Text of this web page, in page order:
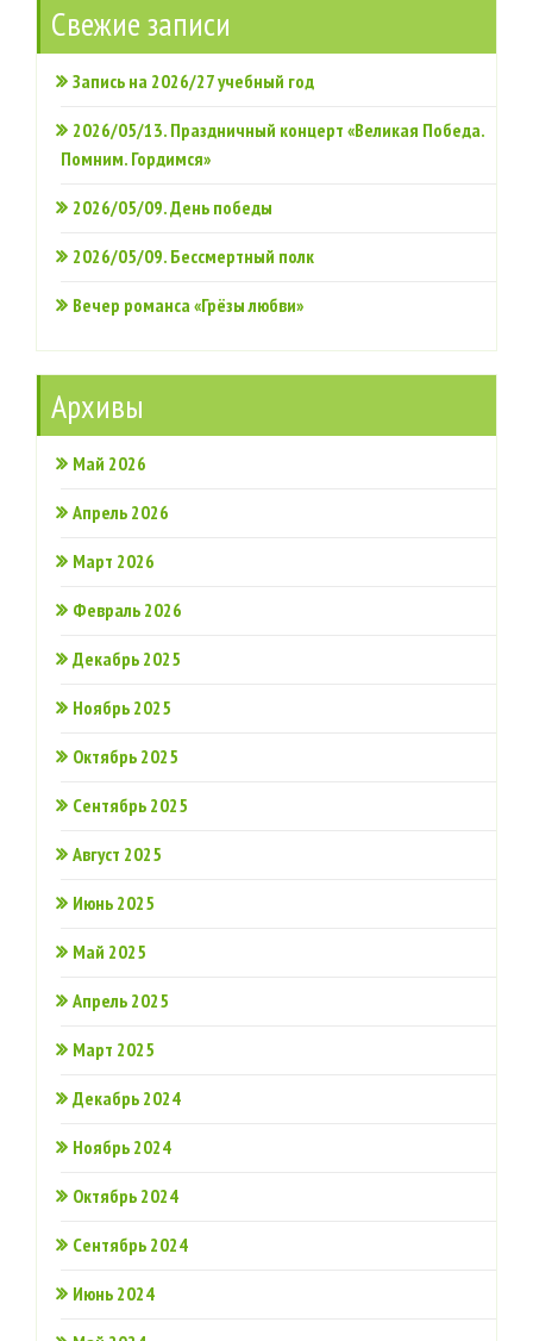
Свежие записи
Запись на 2026/27 учебный год
2026/05/13. Праздничный концерт «Великая Победа.
Помним. Гордимся»
2026/05/09. День победы
2026/05/09. Бессмертный полк
Вечер романса «Грёзы любви»
Архивы
Май 2026
Апрель 2026
Март 2026
Февраль 2026
Декабрь 2025
Ноябрь 2025
Октябрь 2025
Сентябрь 2025
Август 2025
Июнь 2025
Май 2025
Апрель 2025
Март 2025
Декабрь 2024
Ноябрь 2024
Октябрь 2024
Сентябрь 2024
Июнь 2024